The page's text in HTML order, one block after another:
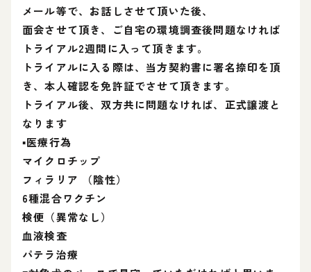
メール等で、お話しさせて頂いた後、
面会させて頂き、ご自宅の環境調査後問題なければ
トライアル2週間に入って頂きます。
トライアルに入る際は、当方契約書に署名捺印を頂
き、本人確認を免許証でさせて頂きます。
トライアル後、双方共に問題なければ、正式譲渡と
なります
▪️医療行為
マイクロチップ
フィラリア （陰性）
6種混合ワクチン
検便（異常なし）
血液検査
パテラ治療